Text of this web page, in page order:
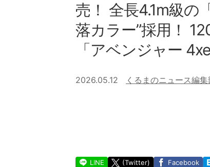
売！ 全長4.1m級の
落カラー”採用！
「アベンジャー
2026.05.12 くるまのニュース編集
LINE (Twitter) Facebook